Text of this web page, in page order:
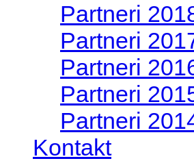
Partneri
Partneri
Partneri
Partneri
Partneri
Kontakt